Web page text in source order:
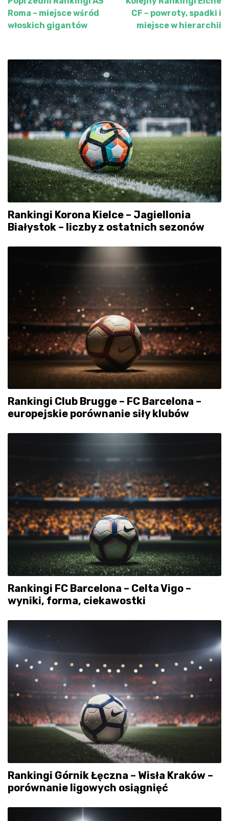
Nawigacja
wpisu
Roma – miejsce wśród
włoskich gigantów
CF – powroty, spadki i
miejsce w hierarchii
Rankingi Korona Kielce – Jagiellonia
Białystok – liczby z ostatnich sezonów
Rankingi Club Brugge – FC Barcelona –
europejskie porównanie siły klubów
Rankingi FC Barcelona – Celta Vigo –
wyniki, forma, ciekawostki
Rankingi Górnik Łęczna – Wisła Kraków –
porównanie ligowych osiągnięć